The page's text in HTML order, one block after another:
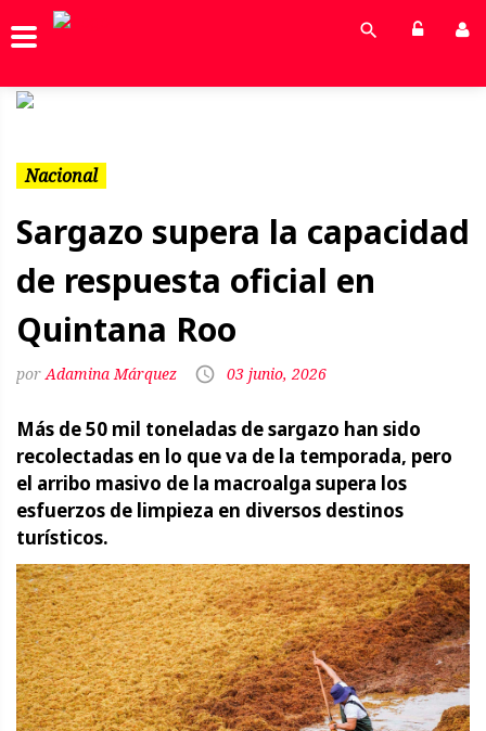
Nacional
Sargazo supera la capacidad
de respuesta oficial en
Quintana Roo
Adamina Márquez 03 junio, 2026
Más de 50 mil toneladas de sargazo han sido
recolectadas en lo que va de la temporada, pero
el arribo masivo de la macroalga supera los
esfuerzos de limpieza en diversos destinos
turísticos.